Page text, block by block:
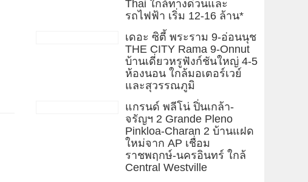
Thai ใกล้ทางด่วนและ
รถไฟฟ้า เริ่ม 12-16 ล้าน*
เดอะ ซิตี้ พระราม 9-อ่อนนุช
THE CITY Rama 9-Onnut
บ้านเดี่ยวหรูฟังก์ชันใหญ่ 4-5
ห้องนอน ใกล้มอเตอร์เวย์
และสุวรรณภูมิ
แกรนด์ พลีโน่ ปิ่นเกล้า-
จรัญฯ 2 Grande Pleno
Pinkloa-Charan 2 บ้านแฝด
ใหม่จาก AP เชื่อม
ราชพฤกษ์-นครอินทร์ ใกล้
Central Westville